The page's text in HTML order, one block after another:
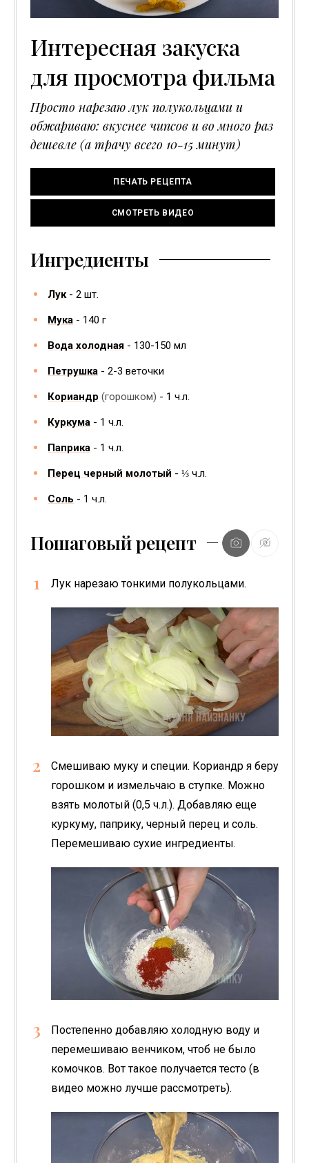
Интересная закуска
для просмотра фильма
Просто нарезаю лук полукольцами и
обжариваю: вкуснее чипсов и во много раз
дешевле (а трачу всего 10-15 минут)
ПЕЧАТЬ РЕЦЕПТА
СМОТРЕТЬ ВИДЕО
Ингредиенты
Лук 2 шт.
Мука 140 г
Вода холодная 130-150 мл
Петрушка 2-3 веточки
Кориандр (горошком) 1 ч.л.
Куркума 1 ч.л.
Паприка 1 ч.л.
Перец черный молотый ⅓ ч.л.
Соль 1 ч.л.
Пошаговый рецепт
Лук нарезаю тонкими полукольцами.
Смешиваю муку и специи. Кориандр я беру
горошком и измельчаю в ступке. Можно
взять молотый (0,5 ч.л.). Добавляю еще
куркуму, паприку, черный перец и соль.
Перемешиваю сухие ингредиенты.
Постепенно добавляю холодную воду и
перемешиваю венчиком, чтоб не было
комочков. Вот такое получается тесто (в
видео можно лучше рассмотреть).